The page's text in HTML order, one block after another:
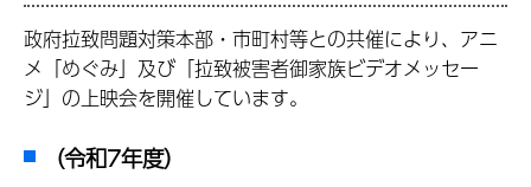
政府拉致問題対策本部・市町村等との共催により、アニ
メ「めぐみ」及び「拉致被害者御家族ビデオメッセー
ジ」の上映会を開催しています。
（令和7年度）